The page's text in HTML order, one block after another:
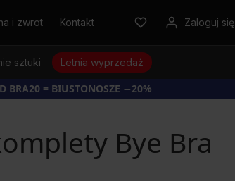
i zwrot Kontakt Zaloguj się
sztuki Letnia wyprzedaż
BRA20 = BIUSTONOSZE −20%
Bye Bra